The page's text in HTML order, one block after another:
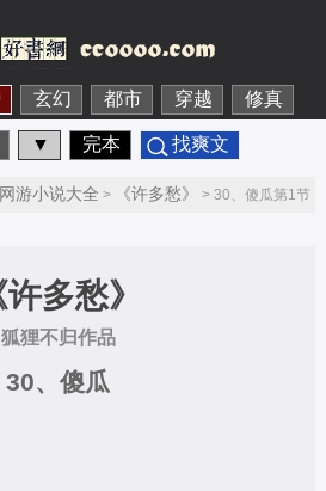
玄幻 都市 穿越 修真
▼ 完本 找爽文
网游小说大全 > 《许多愁》 > 30、傻瓜第1节
许多愁》
狐狸不归作品
30、傻瓜